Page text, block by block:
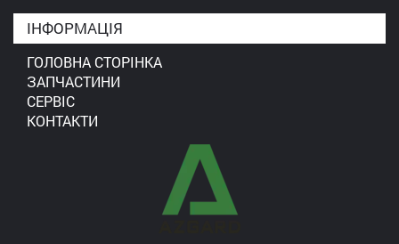
ІНФОРМАЦІЯ
ГОЛОВНА СТОРІНКА
ЗАПЧАСТИНИ
СЕРВІС
КОНТАКТИ